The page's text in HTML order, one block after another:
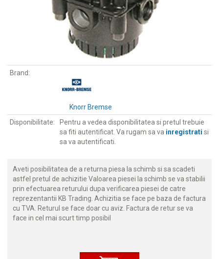
Brand:
Knorr Bremse
Disponibilitate:
Pentru a vedea disponibilitatea si pretul trebuie
sa fiti autentificat. Va rugam sa va inregistrati si
sa va autentificati.
Aveti posibilitatea de a returna piesa la schimb si sa scadeti
astfel pretul de achizitie Valoarea piesei la schimb se va stabilii
prin efectuarea returului dupa verificarea piesei de catre
reprezentantii KB Trading. Achizitia se face pe baza de factura
cu TVA. Returul se face doar cu aviz. Factura de retur se va
face in cel mai scurt timp posibil